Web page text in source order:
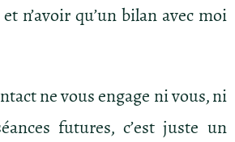
n’avoir qu’un bilan avec moi
ne vous engage ni vous, ni
futures, c’est juste un